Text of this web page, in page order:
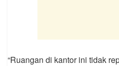
“Ruangan di kantor ini tidak